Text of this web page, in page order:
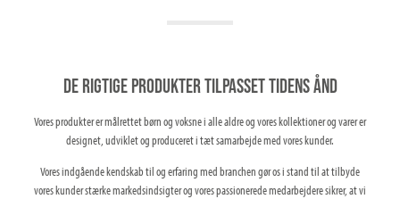
DE RIGTIGE PRODUKTER TILPASSET TIDENS ÅND
Vores produkter er målrettet børn og voksne i alle aldre og vores kollektioner og varer er
designet, udviklet og produceret i tæt samarbejde med vores kunder.
Vores indgående kendskab til og erfaring med branchen gør os i stand til at tilbyde
vores kunder stærke markedsindsigter og vores passionerede medarbejdere sikrer, at vi